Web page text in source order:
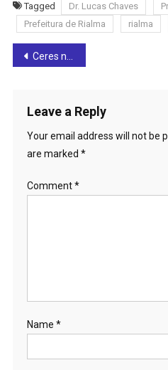
Tagged Dr. Lucas Chaves
Prefeitura de Rialma
rialma
Post
Ceres na mira da polícia: Operação Metanol apura irregularidades em distribuidoras de bebidas
Leave a Reply
Your email address will not be
are marked *
Comment*
Name *